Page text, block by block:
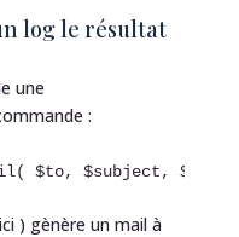
log le résultat
une
:
$to, $subject,
) gènère un mail à